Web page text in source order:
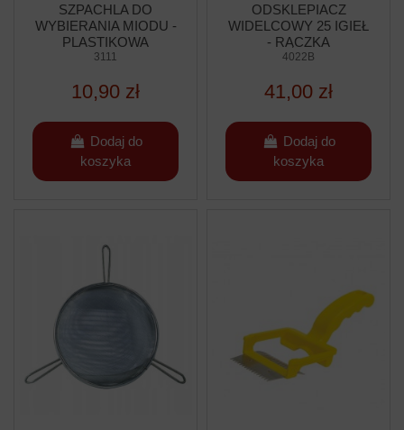
SZPACHLA DO
WYBIERANIA MIODU -
PLASTIKOWA
3111
10,90 zł
Dodaj do
koszyka
ODSKLEPIACZ
WIDELCOWY 25 IGIEŁ
- RĄCZKA
PROFILOWANA
4022B
41,00 zł
Dodaj do
koszyka